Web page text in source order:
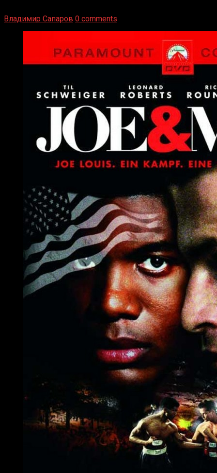
Владимир Сапаров 0 comments